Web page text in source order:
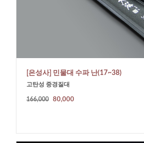
[은성사] 민물대 수파 난(17~38)
고탄성 중경질대
166,000 80,000